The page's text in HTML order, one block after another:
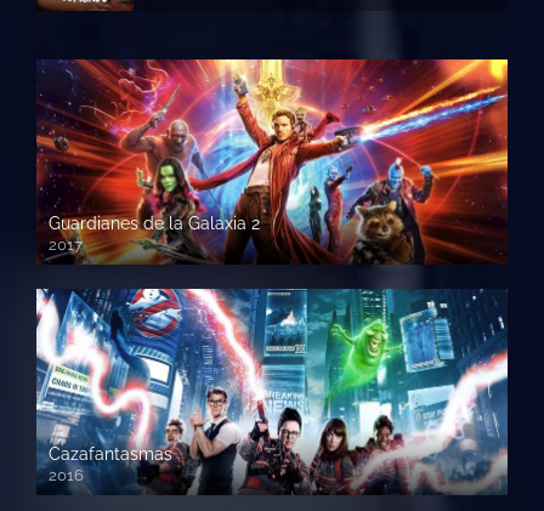
Guardianes de la Galaxia 2
2017
720p HD
Cazafantasmas
2016
720p HD